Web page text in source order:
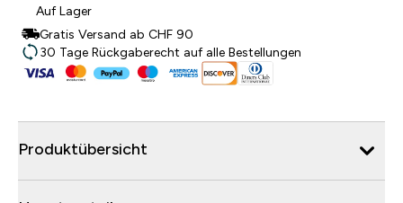
Auf Lager
Gratis Versand ab CHF 90
30 Tage Rückgaberecht auf alle Bestellungen
Produktübersicht